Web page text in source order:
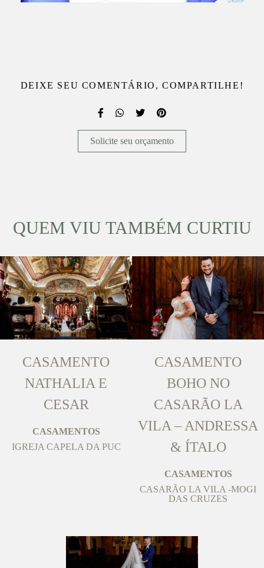
DEIXE SEU COMENTÁRIO, COMPARTILHE!
Solicite seu orçamento
QUEM VIU TAMBÉM CURTIU
CASAMENTO
NATHALIA E
CESAR
CASAMENTOS
IGREJA CAPELA DA PUC
CASAMENTO
BOHO NO
CASARÃO LA
VILA – ANDRESSA
& ÍTALO
CASAMENTOS
CASARÃO LA VILA -MOGI
DAS CRUZES